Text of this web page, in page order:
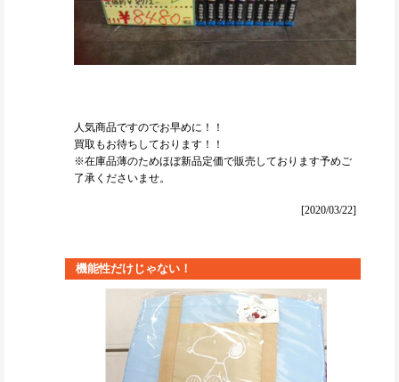
人気商品ですのでお早めに！！
買取もお待ちしております！！
※在庫品薄のためほぼ新品定価で販売しております予めご
了承くださいませ。
[2020/03/22]
機能性だけじゃない！